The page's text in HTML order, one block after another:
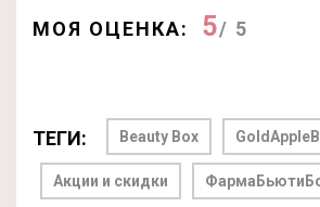
МОЯ ОЦЕНКА: 5/ 5
ТЕГИ: Beauty Box
Акции и скидки